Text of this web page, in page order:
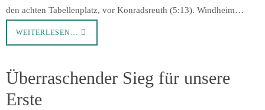
den achten Tabellenplatz, vor Konradsreuth (5:13). Windheim…
WEITERLESEN…
Überraschender Sieg für unsere
Erste